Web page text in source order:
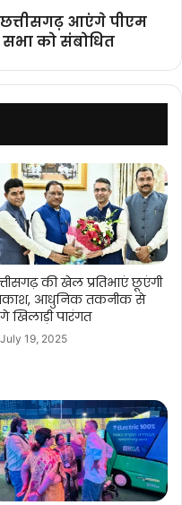
छत्तीसगढ़ आएंगे पीएम
सभा को संबोधित
की खेल प्रतिभाएं छूएंगी
आधुनिक तकनीक से
खिलाड़ी पारंगत
July 19, 2025